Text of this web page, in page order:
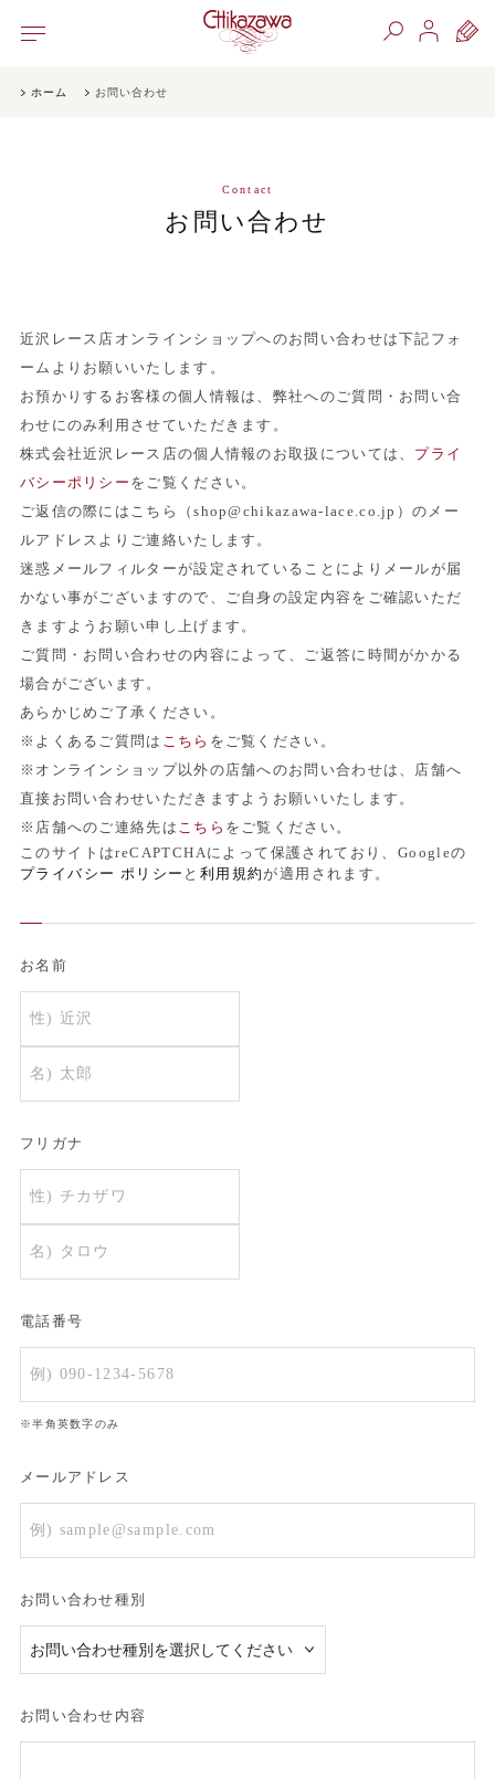
ホーム お問い合わせ
Contact
お問い合わせ
近沢レース店オンラインショップへのお問い合わせは下記フォ
ームよりお願いいたします。
お預かりするお客様の個人情報は、弊社へのご質問・お問い合
わせにのみ利用させていただきます。
株式会社近沢レース店の個人情報のお取扱については、 プライ
バシーポリシー をご覧ください。
ご返信の際にはこちら（shop@chikazawa-lace.co.jp）のメー
ルアドレスよりご連絡いたします。
迷惑メールフィルターが設定されていることによりメールが届
かない事がございますので、ご自身の設定内容をご確認いただ
きますようお願い申し上げます。
ご質問・お問い合わせの内容によって、ご返答に時間がかかる
場合がございます。
あらかじめご了承ください。
※よくあるご質問は こちら をご覧ください。
※オンラインショップ以外の店舗へのお問い合わせは、店舗へ
直接お問い合わせいただきますようお願いいたします。
※店舗へのご連絡先は こちら をご覧ください。
このサイトはreCAPTCHAによって保護されており、Googleの
プライバシー ポリシー と 利用規約が適用されます。
お名前
フリガナ
電話番号
※半角英数字のみ
メールアドレス
お問い合わせ種別
お問い合わせ内容